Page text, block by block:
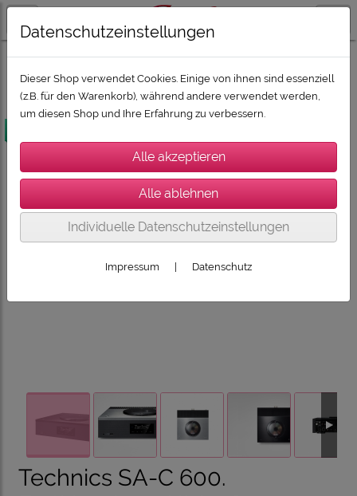
SUPER-DEALZ 2026 SUPER-DEALZ 2026: Boxen und HiFi
Technics SA-C 600.
Datenschutzeinstellungen
Dieser Shop verwendet Cookies. Einige von ihnen sind essenziell
(z.B. für den Warenkorb), während andere verwendet werden,
um diesen Shop und Ihre Erfahrung zu verbessern.
Individuelle Datenschutzeinstellungen
Impressum Datenschutz